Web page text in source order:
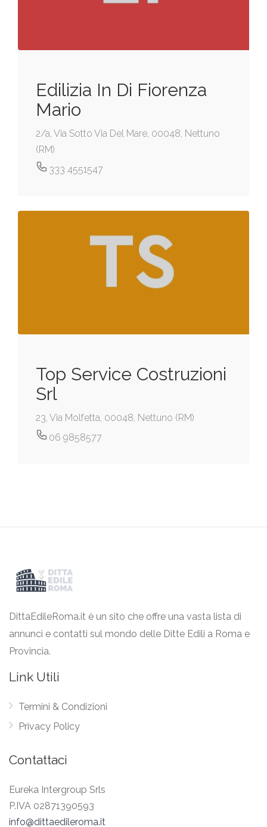
Edilizia In Di Fiorenza
Mario
2/a, Via Sotto Via Del Mare, 00048, Nettuno
(RM)
333 4551547
Top Service Costruzioni
Srl
23, Via Molfetta, 00048, Nettuno (RM)
06 9858577
DittaEdileRoma.it è un sito che offre una vasta lista di
annunci e contatti sul mondo delle Ditte Edili a Roma e
Provincia.
Link Utili
Termini & Condizioni
Privacy Policy
Contattaci
Eureka Intergroup Srls
P.IVA 02871390593
info@dittaedileroma.it